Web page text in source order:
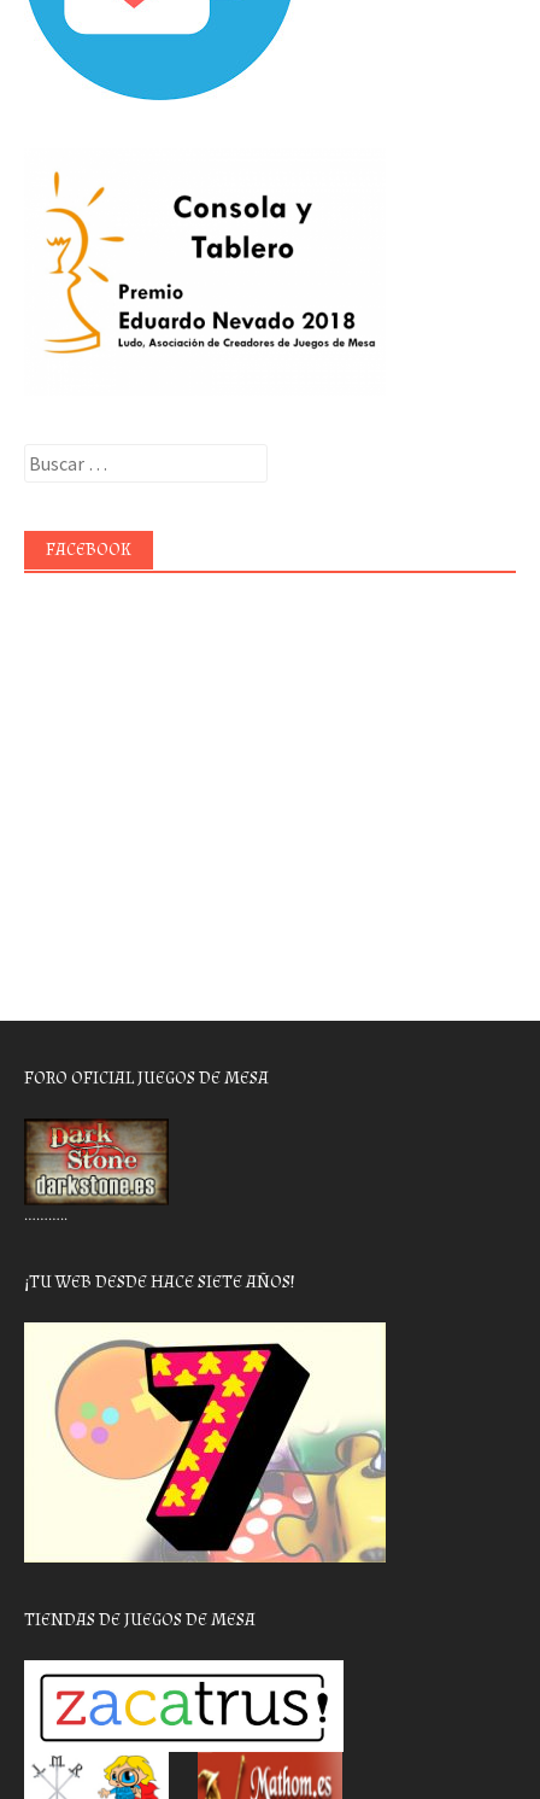
Buscar:
FACEBOOK
FORO OFICIAL JUEGOS DE MESA
………..
¡TU WEB DESDE HACE SIETE AÑOS!
TIENDAS DE JUEGOS DE MESA